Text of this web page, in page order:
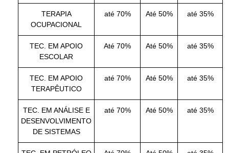
TERAPIA
OCUPACIONAL
até 70% Até 50% até 35%
TEC. EM APOIO
ESCOLAR
Até 70% Até 50% até 35%
TEC. EM APOIO
TERAPÊUTICO
até 70% Até 50% até 35%
TEC. EM ANÁLISE E
DESENVOLVIMENTO
DE SISTEMAS
até 70% Até 50% até 35%